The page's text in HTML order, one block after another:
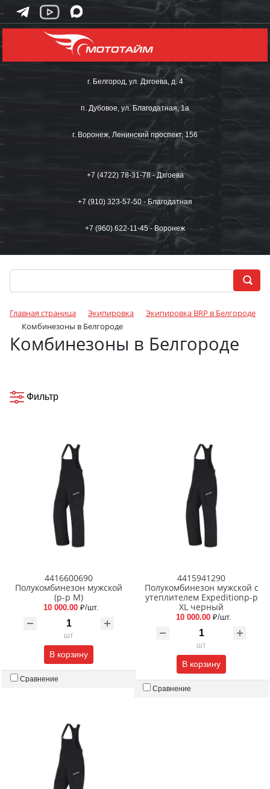
г. Белгород, ул. Дзгоева, д. 4
п. Дубовое, ул. Благодатная, 1а
г. Воронеж, Ленинский проспект, 156
+7 (4722) 78-31-78 - Дзгоева
+7 (910) 323-57-50 - Благодатная
+7 (960) 622-11-45 - Воронеж
Главная страница Экипировка
Экипировка BRP в Белгороде
Комбинезоны в Белгороде
Комбинезоны в Белгороде
Фильтр
4416600690
Полукомбинезон мужской
(р-р M)
10 000.00 ₽/шт.
шт
В корзину
Сравнение
4415941290
Полукомбинезон мужской с
утеплителем Expeditionр-р
XL черный
10 000.00 ₽/шт.
шт
В корзину
Сравнение